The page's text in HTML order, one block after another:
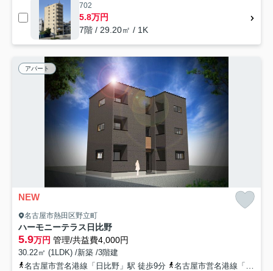
702
5.8万円
7階 / 29.20㎡ / 1K
アパート
NEW
名古屋市熱田区野立町
ハーモニーテラス日比野
5.9万円 管理/共益費4,000円
30.22㎡ (1LDK) /新築 /3階建
名古屋市営名港線「日比野」駅 徒歩9分
名古屋市営名港線「六番町」駅 徒歩15分